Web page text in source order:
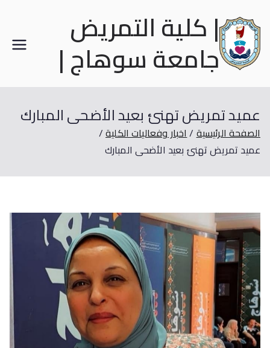
| كلية التمريض
جامعة سوهاج |
عميد تمريض تهنئ بعيد الأضحى المبارك
الصفحة الرئيسية اخبار وفعاليات الكلية
عميد تمريض تهنئ بعيد الأضحى المبارك